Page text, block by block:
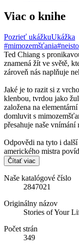
Viac o knihe
Pozrieť ukážkuUkážka
#mimozemšťania
Ted Chiang s
znamená žít ve světě,
zároveň nás naplňuje
Jaké je to razit si z
klenbou, tvrdou jako
založena na
domluvit s
přesahuje naše vnímání
Odpovědi na tyto i
amerického mistra
Čítať viac
Naše katalógové číslo
2847021
Originálny názov
Stories of Your
Počet strán
349